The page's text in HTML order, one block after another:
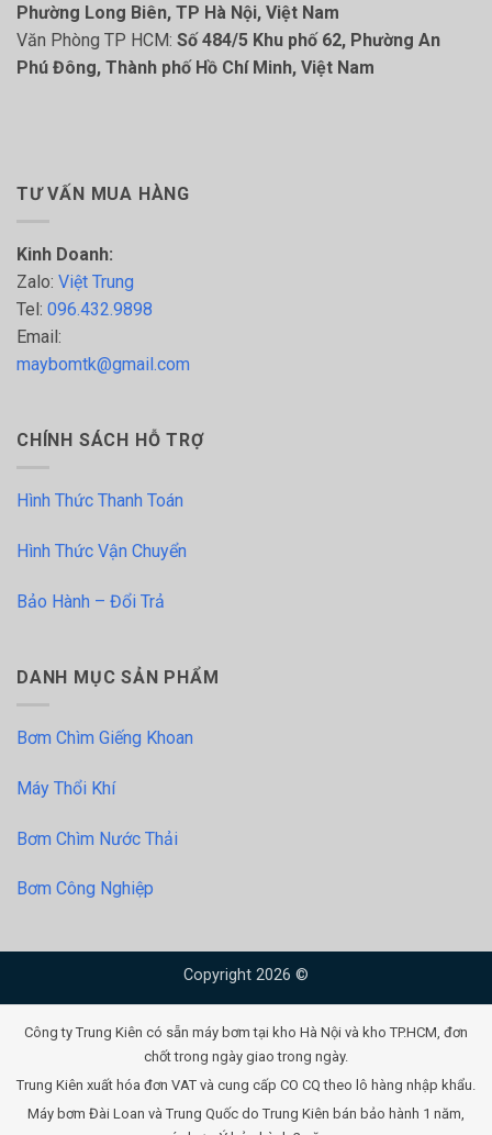
Phường Long Biên, TP Hà Nội, Việt Nam
Văn Phòng TP HCM: Số 484/5 Khu phố 62, Phường An
Phú Đông, Thành phố Hồ Chí Minh, Việt Nam
TƯ VẤN MUA HÀNG
Kinh Doanh:
Zalo: Việt Trung
Tel: 096.432.9898
Email:
maybomtk@gmail.com
CHÍNH SÁCH HỖ TRỢ
Hình Thức Thanh Toán
Hình Thức Vận Chuyển
Bảo Hành – Đổi Trả
DANH MỤC SẢN PHẨM
Bơm Chìm Giếng Khoan
Máy Thổi Khí
Bơm Chìm Nước Thải
Bơm Công Nghiệp
Copyright 2026 ©
Công ty Trung Kiên có sẵn máy bơm tại kho Hà Nội và kho TP.HCM, đơn
chốt trong ngày giao trong ngày.
Trung Kiên xuất hóa đơn VAT và cung cấp CO CQ theo lô hàng nhập khẩu.
Máy bơm Đài Loan và Trung Quốc do Trung Kiên bán bảo hành 1 năm,